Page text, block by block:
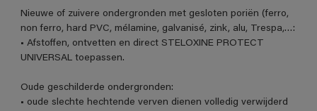
Nieuwe of zuivere ondergronden met gesloten poriën (ferro,
non ferro, hard PVC, mélamine, galvanisé, zink, alu, Trespa,…:
• Afstoffen, ontvetten en direct STELOXINE PROTECT
UNIVERSAL toepassen.
Oude geschilderde ondergronden:
• oude slechte hechtende verven dienen volledig verwijderd